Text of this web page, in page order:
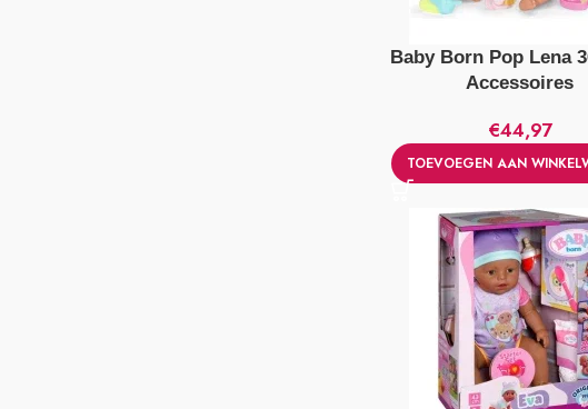
Baby Born Pop Lena
Accessoires
€44,97
TOEVOEGEN AAN